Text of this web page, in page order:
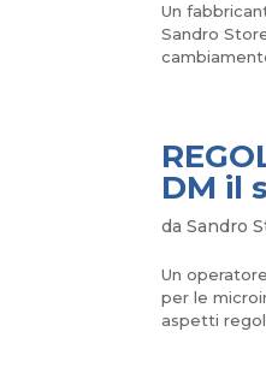
Un
Sandro
DM il
daSandro
Un
per le
aspetti